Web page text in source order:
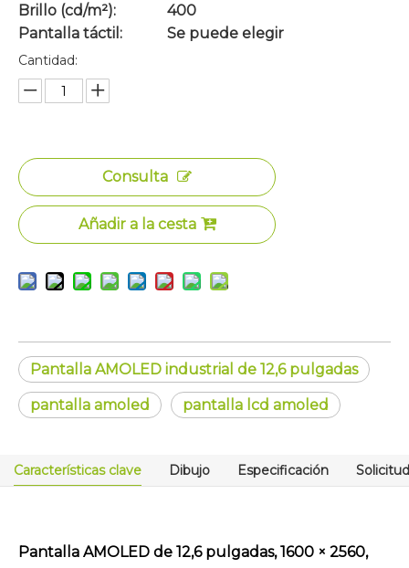
Brillo (cd/m²):
400
Pantalla táctil:
Se puede elegir
Cantidad:
Consulta
Añadir a la cesta
Pantalla AMOLED industrial de 12,6 pulgadas
pantalla amoled pantalla lcd amoled
Características clave Dibujo Especificación Solicitud
Pantalla AMOLED de 12,6 pulgadas, 1600 × 2560,